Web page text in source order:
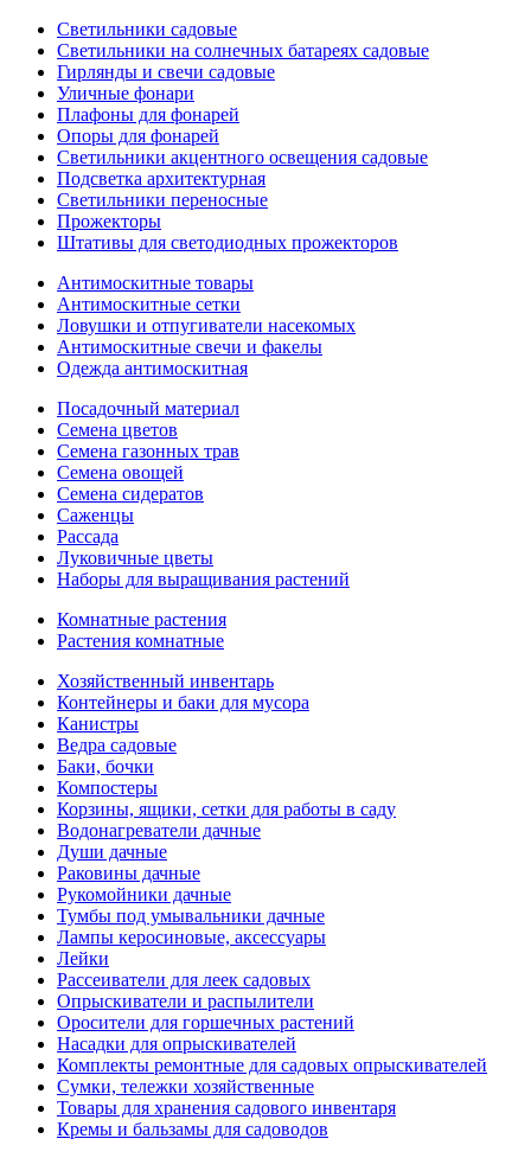
Светильники садовые
Светильники на солнечных батареях садовые
Гирлянды и свечи садовые
Уличные фонари
Плафоны для фонарей
Опоры для фонарей
Светильники акцентного освещения садовые
Подсветка архитектурная
Светильники переносные
Прожекторы
Штативы для светодиодных прожекторов
Антимоскитные товары
Антимоскитные сетки
Ловушки и отпугиватели насекомых
Антимоскитные свечи и факелы
Одежда антимоскитная
Посадочный материал
Семена цветов
Семена газонных трав
Семена овощей
Семена сидератов
Саженцы
Рассада
Луковичные цветы
Наборы для выращивания растений
Комнатные растения
Растения комнатные
Хозяйственный инвентарь
Контейнеры и баки для мусора
Канистры
Ведра садовые
Баки, бочки
Компостеры
Корзины, ящики, сетки для работы в саду
Водонагреватели дачные
Души дачные
Раковины дачные
Рукомойники дачные
Тумбы под умывальники дачные
Лампы керосиновые, аксессуары
Лейки
Рассеиватели для леек садовых
Опрыскиватели и распылители
Оросители для горшечных растений
Насадки для опрыскивателей
Комплекты ремонтные для садовых опрыскивателей
Сумки, тележки хозяйственные
Товары для хранения садового инвентаря
Кремы и бальзамы для садоводов